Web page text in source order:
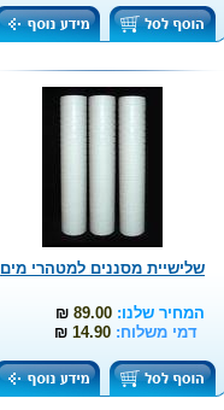
שלישיית מסננים למטהרי מים
המחיר שלנו: 89.00
₪
דמי משלוח: 14.90
₪